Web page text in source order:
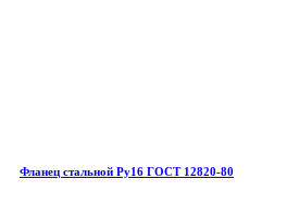
Фланец стальной Ру16 ГОСТ 12820-80